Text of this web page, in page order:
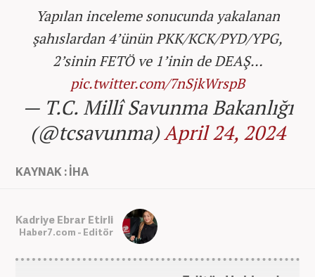
Yapılan inceleme sonucunda yakalanan
şahıslardan 4’ünün PKK/KCK/PYD/YPG,
2’sinin FETÖ ve 1’inin de DEAŞ…
pic.twitter.com/7nSjkWrspB
— T.C. Millî Savunma Bakanlığı
(@tcsavunma)April 24, 2024
KAYNAK : İHA
Kadriye Ebrar Etirli
Haber7.com - Editör